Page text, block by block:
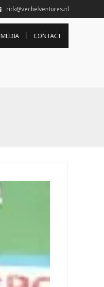
rick@vechelventures.nl
MEDIA CONTACT